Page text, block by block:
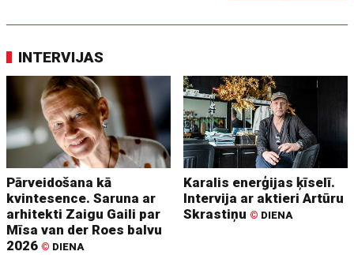
INTERVIJAS
Pārveidošana kā
kvintesence. Saruna ar
arhitekti Zaigu Gaili par
Mīsa van der Roes balvu
2026 © DIENA
Karalis enerģijas ķīselī.
Intervija ar aktieri Artūru
Skrastiņu © DIENA